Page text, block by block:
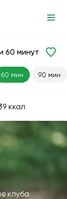
60 минут
60 мин 90 мин
ккал
клуба